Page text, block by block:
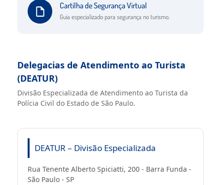
Cartilha de Segurança Virtual
Guia especializado para segurança no turismo.
Delegacias de Atendimento ao Turista
(DEATUR)
Divisão Especializada de Atendimento ao Turista da
Polícia Civil do Estado de São Paulo.
DEATUR – Divisão Especializada
Rua Tenente Alberto Spiciatti, 200 - Barra Funda -
São Paulo - SP